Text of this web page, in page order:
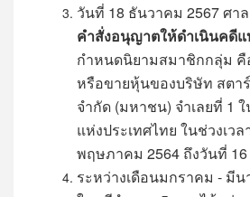
วันที่ 18 ธันวาคม 2567 ศา
คำสั่งอนุญาตให้ดำเนินคดี
กำหนดนิยามสมาชิกกลุ่ม
หรือขายหุ้นของบริษัท สตา
จำกัด (มหาชน) จำเลยที่ 1
แห่งประเทศไทย ในช่วงเว
พฤษภาคม 2564 ถึงวันที่ 16
ระหว่างเดือนมกราคม - มีน